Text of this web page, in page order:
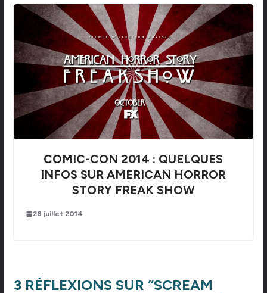
COMIC-CON 2014 : QUELQUES
INFOS SUR AMERICAN HORROR
STORY FREAK SHOW
28 juillet 2014
3 RÉFLEXIONS SUR “SCREAM